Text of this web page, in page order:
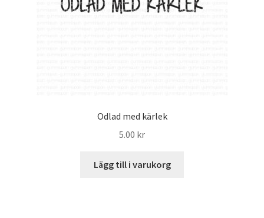
Odlad med kärlek
5.00 kr
Lägg till i varukorg